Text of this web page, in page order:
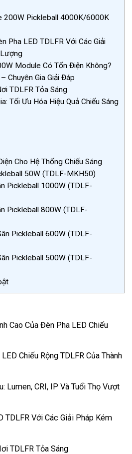
200W Pickleball 4000K/6000K
Pha LED TDLFR Với Các Giải
Module Có Tốn Điện Không?
Chuyên Gia Giải Đáp
TDLFR Tỏa Sáng
Tối Ưu Hóa Hiệu Quả Chiếu Sáng
Cho Hệ Thống Chiếu Sáng
50W (TDLF-MKH50)
Pickleball 1000W (TDLF-
Pickleball 800W (TDLF-
Pickleball 600W (TDLF-
Pickleball 500W (TDLF-
Cao Của Đèn Pha LED Chiếu
Chiếu Rộng TDLFR Của Thành
Lumen, CRI, IP Và Tuổi Thọ Vượt
TDLFR Với Các Giải Pháp Kém
TDLFR Tỏa Sáng